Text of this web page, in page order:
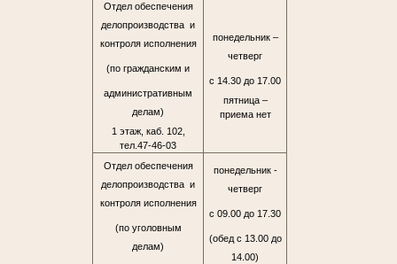
Отдел обеспечения
делопроизводства и
контроля исполнения
(по гражданским и
административным
делам)
1 этаж, каб. 102,
тел.47-46-03
понедельник –
четверг
с 14.30 до 17.00
пятница –
приема нет
Отдел обеспечения
делопроизводства и
контроля исполнения
(по уголовным
делам)
понедельник -
четверг
с 09.00 до 17.30
(обед с 13.00 до
14.00)